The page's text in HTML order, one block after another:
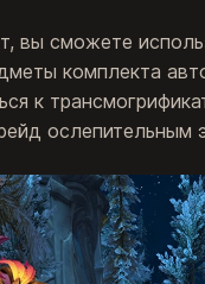
вы сможете
комплекта
к
ослепительным